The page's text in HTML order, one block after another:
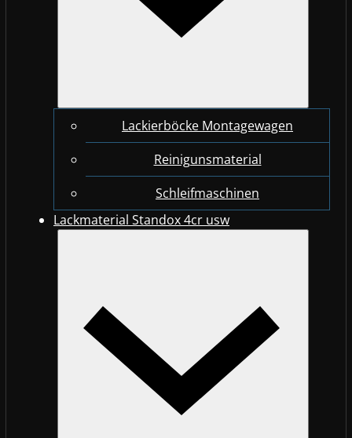
Lackierböcke Montagewagen
Reinigunsmaterial
Schleifmaschinen
Lackmaterial Standox 4cr usw